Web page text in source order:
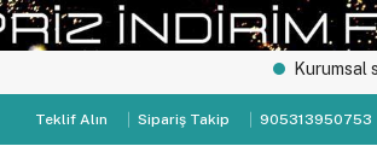
Kurumsal satış
Teklif Alın Sipariş Takip 905313950753